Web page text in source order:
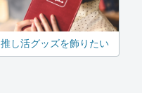
推し活グッズを飾りたい